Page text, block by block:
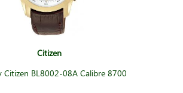
Citizen
Citizen BL8002-08A Calibre 8700